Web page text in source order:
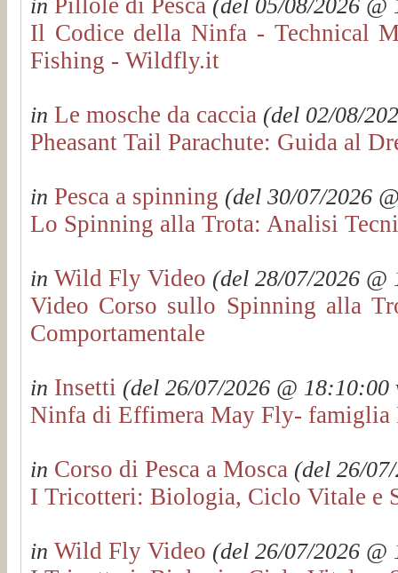
in
(del 05/08/2026 @
Il Codice della Ninfa - Technical
Fishing - Wildfly.it
in Le mosche da caccia (del 02/08/
Pheasant Tail Parachute: Guida al
in Pesca a spinning (del 30/07/2026
Lo Spinning alla Trota: Analisi
in Wild Fly Video (del 28/07/2026
Video Corso sullo Spinning alla
Comportamentale
in Insetti (del 26/07/2026 @ 18:10:00
Ninfa di Effimera May Fly- famiglia
in Corso di Pesca a Mosca (del 26/
I Tricotteri: Biologia, Ciclo Vitale e
in Wild Fly Video (del 26/07/2026